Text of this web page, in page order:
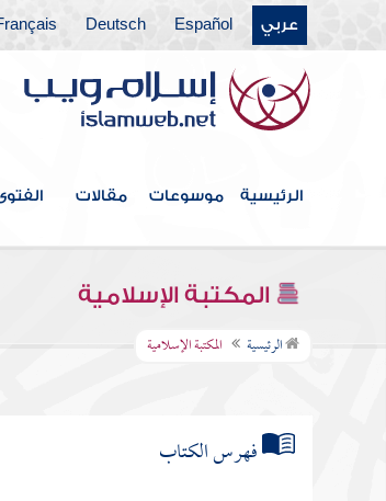
عربي Español
Deutsch
الرئيسية موسوعات مقالات
المكتبة الإسلامية
الرئيسية المكتبة الإسلامية
فهرس الكتاب